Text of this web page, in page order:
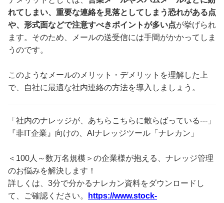
れてしまい、重要な連絡を見落としてしまう恐れがある点
や、形式面などで注意すべきポイントが多い点が挙げられ
ます。そのため、メールの送受信には手間がかかってしま
うのです。
このようなメールのメリット・デメリットを理解した上
で、自社に最適な社内連絡の方法を導入しましょう。
「社内のナレッジが、あちらこちらに散らばっている---」
『非IT企業』向けの、AIナレッジツール「ナレカン」
＜100人～数万名規模＞の企業様が抱える、ナレッジ管理
のお悩みを解決します！
詳しくは、3分で分かるナレカン資料をダウンロードし
て、ご確認ください。
https://www.stock-